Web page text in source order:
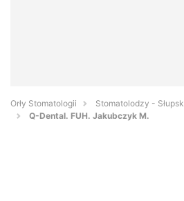
Orły Stomatologii
Stomatolodzy - Słupsk
Q-Dental. FUH. Jakubczyk M.